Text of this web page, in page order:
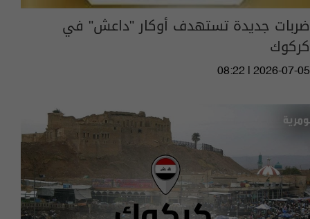
ضربات جديدة تستهدف أوكار "داعش" في
كركوك
08:22 | 2026-07-05